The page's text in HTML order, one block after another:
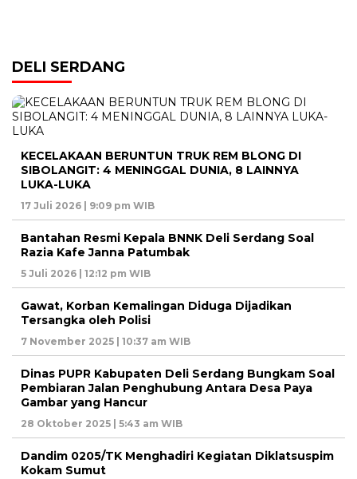
DELI SERDANG
KECELAKAAN BERUNTUN TRUK REM BLONG DI
SIBOLANGIT: 4 MENINGGAL DUNIA, 8 LAINNYA
LUKA-LUKA
17 Juli 2026 | 9:09 pm WIB
Bantahan Resmi Kepala BNNK Deli Serdang Soal
Razia Kafe Janna Patumbak
5 Juli 2026 | 12:12 pm WIB
Gawat, Korban Kemalingan Diduga Dijadikan
Tersangka oleh Polisi
7 November 2025 | 10:37 am WIB
Dinas PUPR Kabupaten Deli Serdang Bungkam Soal
Pembiaran Jalan Penghubung Antara Desa Paya
Gambar yang Hancur
28 Oktober 2025 | 5:43 am WIB
Dandim 0205/TK Menghadiri Kegiatan Diklatsuspim
Kokam Sumut